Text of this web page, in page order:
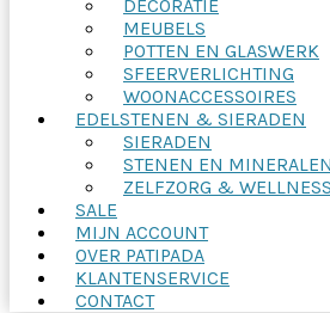
DECORATIE
MEUBELS
POTTEN EN GLASWERK
SFEERVERLICHTING
WOONACCESSOIRES
EDELSTENEN & SIERADEN
SIERADEN
STENEN EN MINERALEN
ZELFZORG & WELLNESS
SALE
MIJN ACCOUNT
OVER PATIPADA
KLANTENSERVICE
CONTACT